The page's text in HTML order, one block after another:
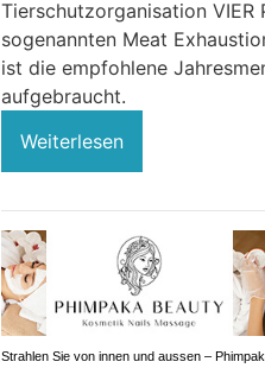
Tierschutzorganisation VIER
sogenannten Meat
ist die empfohlene
aufgebraucht.
Weiterlesen
Strahlen Sie von innen und aussen –